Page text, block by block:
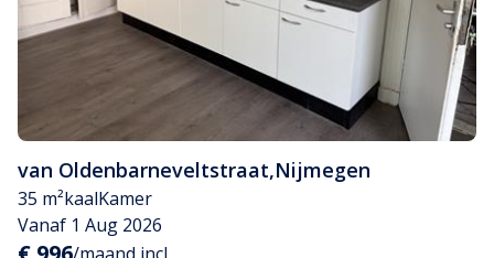
van Oldenbarneveltstraat,Nijmegen
35 m²kaalKamer
Vanaf 1 Aug 2026
/maand incl.